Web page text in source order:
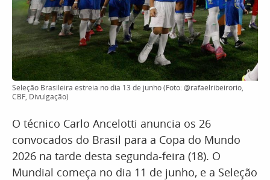
Seleção Brasileira estreia no dia 13 de junho (Foto: @rafaelribeirorio,
CBF, Divulgação)
O técnico Carlo Ancelotti anuncia os 26
convocados do Brasil para a Copa do Mundo
2026 na tarde desta segunda-feira (18). O
Mundial começa no dia 11 de junho, e a Seleção